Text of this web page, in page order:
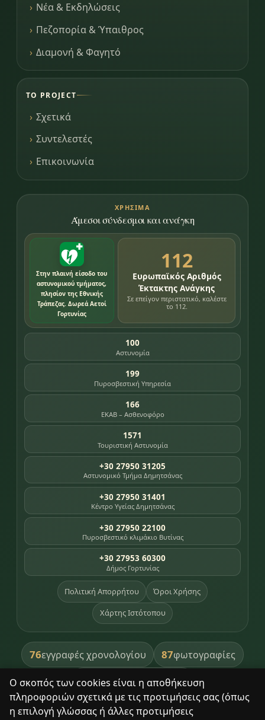
Ο σκοπός των cookies είναι η αποθήκευση
πληροφοριών σχετικά με τις προτιμήσεις σας (όπως
η επιλογή γλώσσας ή άλλες προτιμήσεις
Νέα & Εκδηλώσεις
Πεζοπορία & Ύπαιθρος
Διαμονή & Φαγητό
ΤΟ PROJECT
Σχετικά
Συντελεστές
Επικοινωνία
ΧΡΉΣΙΜΑ
Άμεσοι σύνδεσμοι και ανάγκη
Στην πλαινή είσοδο του
αστυνομικού τμήματος,
πλησίον της Εθνικής
Τράπεζας. Δωρεά Αετοί
Γορτυνίας
112
Ευρωπαϊκός Αριθμός
Έκτακτης Ανάγκης
Σε επείγον περιστατικό, καλέστε
το 112.
100
Αστυνομία
199
Πυροσβεστική Υπηρεσία
166
ΕΚΑΒ – Ασθενοφόρο
1571
Τουριστική Αστυνομία
+30 27950 31205
Αστυνομικό Τμήμα Δημητσάνας
+30 27950 31401
Κέντρο Υγείας Δημητσάνας
+30 27950 22100
Πυροσβεστικό κλιμάκιο Βυτίνας
+30 27953 60300
Δήμος Γορτυνίας
Πολιτική Απορρήτου Όροι Χρήσης
Χάρτης Ιστότοπου
76εγγραφές χρονολογίου 87φωτογραφίες
391βιβλία βιβλιοθήκης
8σημεία κληρονομιάς